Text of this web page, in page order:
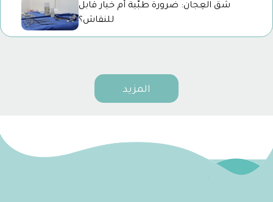
شقّ العِجان: ضرورة طبّية أم خيار قابل
للنقاش؟
المزيد